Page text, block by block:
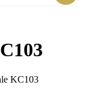
KC103